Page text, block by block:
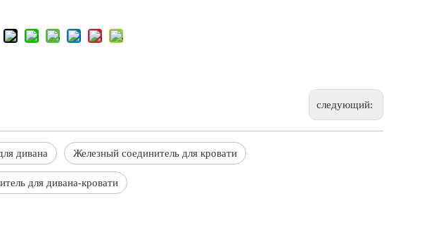
следующий:
дивана Железный соединитель для кровати
для дивана-кровати